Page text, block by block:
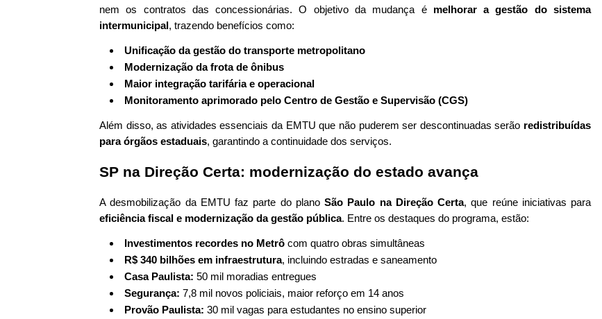
nem os contratos das concessionárias. O objetivo da mudança é melhorar a gestão do sistema
intermunicipal, trazendo benefícios como:
Unificação da gestão do transporte metropolitano
Modernização da frota de ônibus
Maior integração tarifária e operacional
Monitoramento aprimorado pelo Centro de Gestão e Supervisão (CGS)
Além disso, as atividades essenciais da EMTU que não puderem ser descontinuadas serão redistribuídas
para órgãos estaduais, garantindo a continuidade dos serviços.
SP na Direção Certa: modernização do estado avança
A desmobilização da EMTU faz parte do plano São Paulo na Direção Certa, que reúne iniciativas para
eficiência fiscal e modernização da gestão pública. Entre os destaques do programa, estão:
Investimentos recordes no Metrô com quatro obras simultâneas
R$ 340 bilhões em infraestrutura, incluindo estradas e saneamento
Casa Paulista: 50 mil moradias entregues
Segurança: 7,8 mil novos policiais, maior reforço em 14 anos
Provão Paulista: 30 mil vagas para estudantes no ensino superior